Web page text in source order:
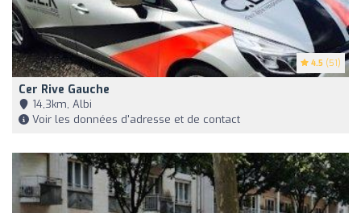
4.5 (51)
Cer Rive Gauche
14,3km, Albi
Voir les données d'adresse et de contact